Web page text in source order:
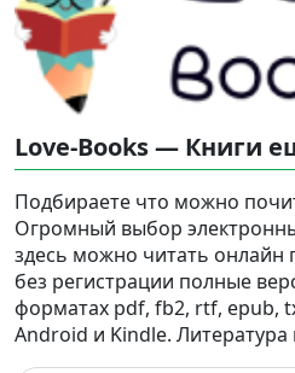
Love-Books — Книги
Подбираете что можно
Огромный выбор
здесь можно читать онлайн
без регистрации полные
форматах pdf, fb2, rtf, epub,
Android и Kindle. Литература